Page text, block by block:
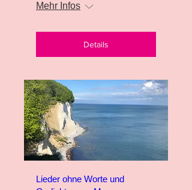
Mehr Infos
Details
Lieder ohne Worte und